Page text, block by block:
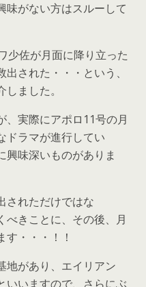
味がない方はスルーして
少佐が月面に降り立った
された・・・という、
ました。
、実際にアポロ11号の月
ドラマが進行してい
興味深いものがありま
されただけではな
べきことに、その後、月
・・・！！
地があり、エイリアン
いいますので、さらにぶ